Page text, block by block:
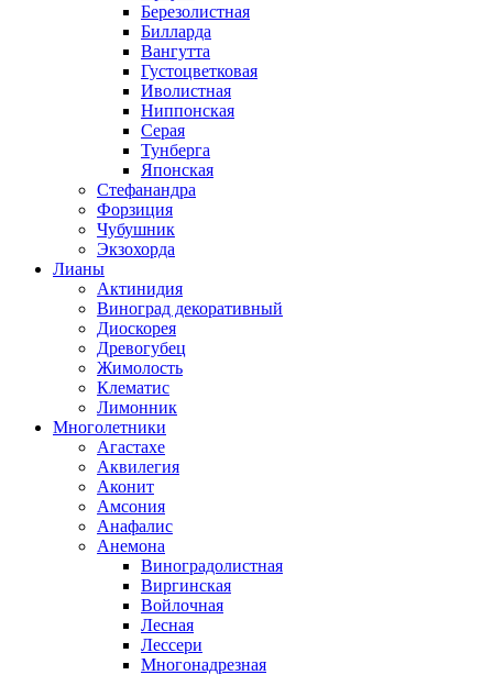
Березолистная
Билларда
Вангутта
Густоцветковая
Иволистная
Ниппонская
Серая
Тунберга
Японская
Стефанандра
Форзиция
Чубушник
Экзохорда
Лианы
Актинидия
Виноград декоративный
Диоскорея
Древогубец
Жимолость
Клематис
Лимонник
Многолетники
Агастахе
Аквилегия
Аконит
Амсония
Анафалис
Анемона
Виноградолистная
Виргинская
Войлочная
Лесная
Лессери
Многонадрезная